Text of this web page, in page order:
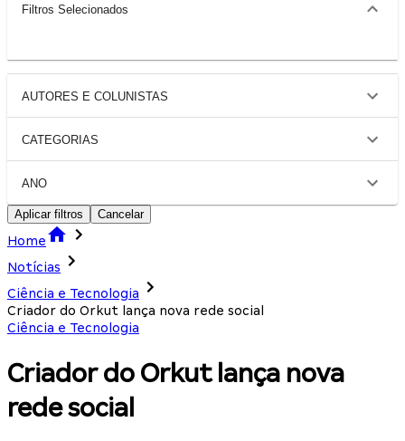
Filtros Selecionados
AUTORES E COLUNISTAS
CATEGORIAS
ANO
Aplicar filtros Cancelar
Home
Notícias
Ciência e Tecnologia
Criador do Orkut lança nova rede social
Ciência e Tecnologia
Criador do Orkut lança nova
rede social